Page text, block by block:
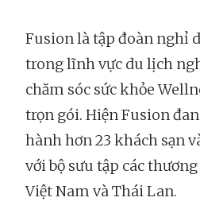
Fusion là tập đoàn nghỉ
trong lĩnh vực du lịch
chăm sóc sức khỏe
trọn gói. Hiện Fusion
hành hơn 23 khách sạn
với bộ sưu tập các
Việt Nam và Thái Lan.